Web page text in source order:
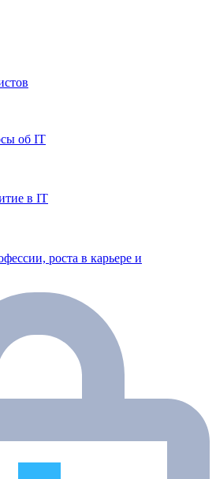
об IT
в IT
роста в карьере и